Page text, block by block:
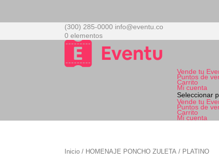
(300) 285-0000 info@eventu.co
0 elementos
Vende tu
Puntos de
Carrito
Mi cuenta
Seleccionar
Vende tu
Puntos de
Carrito
Mi cuenta
Inicio / HOMENAJE PONCHO ZULETA / PLATINO